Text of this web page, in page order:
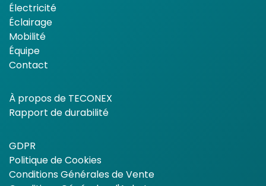
Électricité
Éclairage
Mobilité
Équipe
Contact
À propos de TECONEX
Rapport de durabilité
GDPR
Politique de Cookies
Conditions Générales de Vente